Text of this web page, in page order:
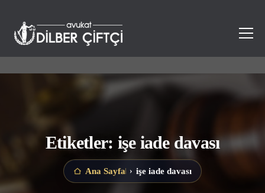
Etiketler: işe iade davası
Ana Sayfa › işe iade davası